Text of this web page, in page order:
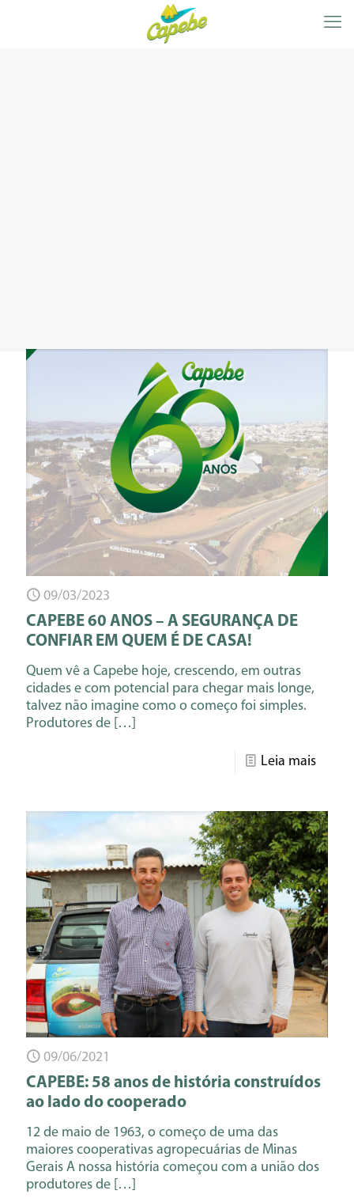
09/03/2023
CAPEBE 60 ANOS – A SEGURANÇA DE
CONFIAR EM QUEM É DE CASA!
Quem vê a Capebe hoje, crescendo, em outras
cidades e com potencial para chegar mais longe,
talvez não imagine como o começo foi simples.
Produtores de […]
Leia mais
09/06/2021
CAPEBE: 58 anos de história construídos
ao lado do cooperado
12 de maio de 1963, o começo de uma das
maiores cooperativas agropecuárias de Minas
Gerais A nossa história começou com a união dos
produtores de […]